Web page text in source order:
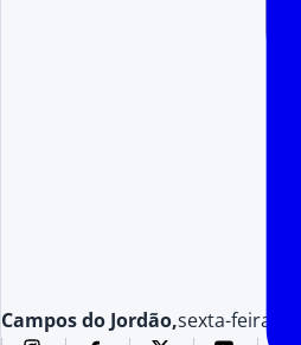
Campos do Jordão,sexta-feira, 7